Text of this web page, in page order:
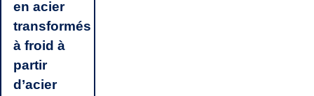
en acier
transformés
à froid à
partir
d’acier